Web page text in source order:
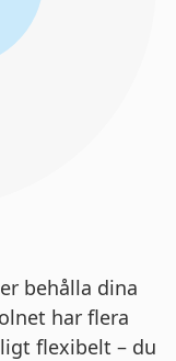
behålla dina
har flera
flexibelt – du